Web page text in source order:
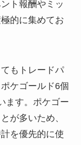
ト報酬やミッ
的に集めてお
もトレードパ
ケゴールド6個
ます。ポケゴー
が多いため、
を優先的に使